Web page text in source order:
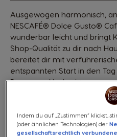
Ausgewogen harmonisch,
NESCAFÉ® Dolce Gusto®
wunderbar leicht und bringt
Shop-Qualität zu dir nach
bereitet dir mit
entspannten Start in den
Pause am Nachmittag.
10,49 €
Indem du auf „Zustimmen“ klickst,
(oder ähnlichen Technologien) der
gesellschaftsrechtlich